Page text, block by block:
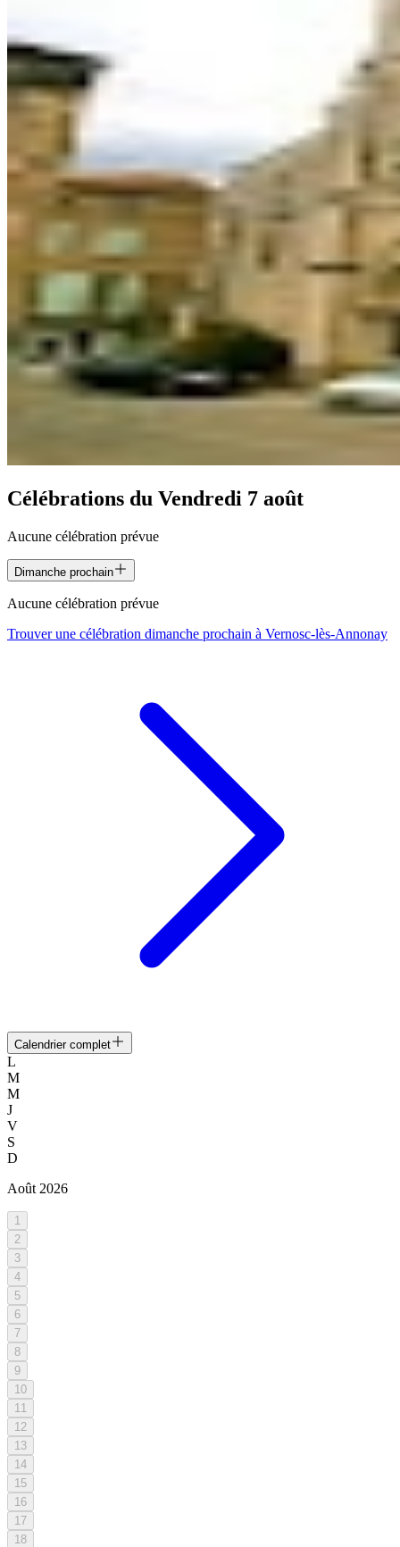
Célébrations du Vendredi 7 août
Aucune célébration prévue
Dimanche prochain
Aucune célébration prévue
Trouver une célébration dimanche prochain à Vernosc-lès-Annonay
Calendrier complet
L
M
M
J
V
S
D
Août 2026
1
2
3
4
5
6
7
8
9
10
11
12
13
14
15
16
17
18